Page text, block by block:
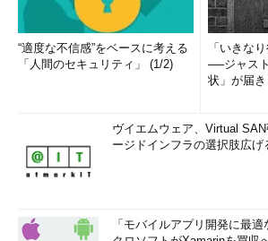
“適度な不信感”をベースに考える
「人間のセキュリティ」 (1/2)
「いきな
──ジャス
状」が届
ヴイエムウェア、Virtual
ージドインフラの選択肢広げ
「モバイルアプリ開発に最